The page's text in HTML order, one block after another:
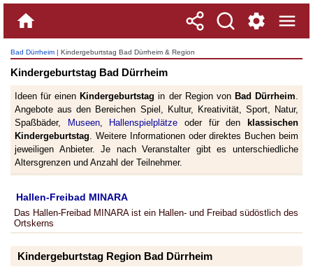
Bad Dürrheim | Kindergeburtstag Bad Dürrheim & Region
Kindergeburtstag Bad Dürrheim
Ideen für einen Kindergeburtstag in der Region von Bad Dürrheim.
Angebote aus den Bereichen Spiel, Kultur, Kreativität, Sport, Natur,
Spaßbäder,
Museen, Hallenspielplätze oder für den
klassischen
Kindergeburtstag. Weitere Informationen oder direktes Buchen beim
jeweiligen Anbieter. Je nach Veranstalter gibt es unterschiedliche
Altersgrenzen und Anzahl der Teilnehmer.
Hallen-Freibad MINARA
Das Hallen-Freibad MINARA ist ein Hallen- und Freibad südöstlich des
Ortskerns
Kindergeburtstag Region Bad Dürrheim